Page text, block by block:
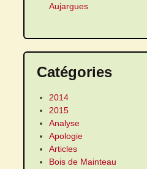
Aujargues
Catégories
2014
2015
Analyse
Apologie
Articles
Bois de Mainteau